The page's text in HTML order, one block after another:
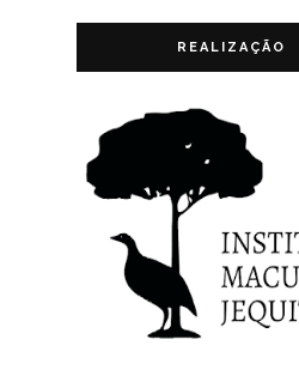
REALIZAÇÃO